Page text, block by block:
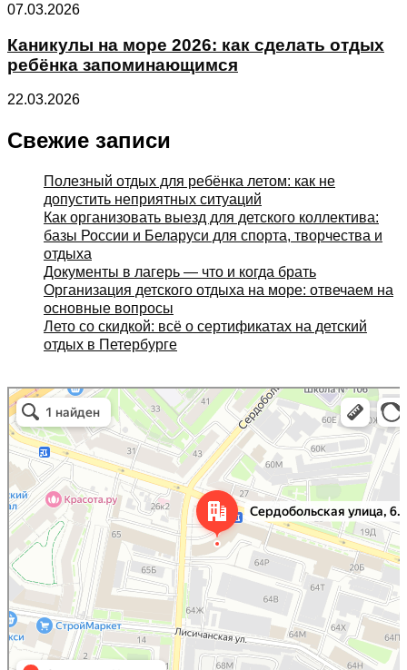
07.03.2026
Каникулы на море 2026: как сделать отдых
ребёнка запоминающимся
22.03.2026
Свежие записи
Полезный отдых для ребёнка летом: как не
допустить неприятных ситуаций
Как организовать выезд для детского коллектива:
базы России и Беларуси для спорта, творчества и
отдыха
Документы в лагерь — что и когда брать
Организация детского отдыха на море: отвечаем на
основные вопросы
Лето со скидкой: всё о сертификатах на детский
отдых в Петербурге
197342, г. Санкт-Петербург, Сердобольская ул., д. 64 к. 1, Бизнес центр
«Белый остров», 6 эт., оф. 620А. в Санкт‑Петербурге
Санкт‑Петербург